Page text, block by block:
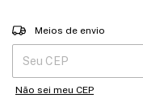
Entregas para o CEP:
Meios de envio
Não sei meu CEP